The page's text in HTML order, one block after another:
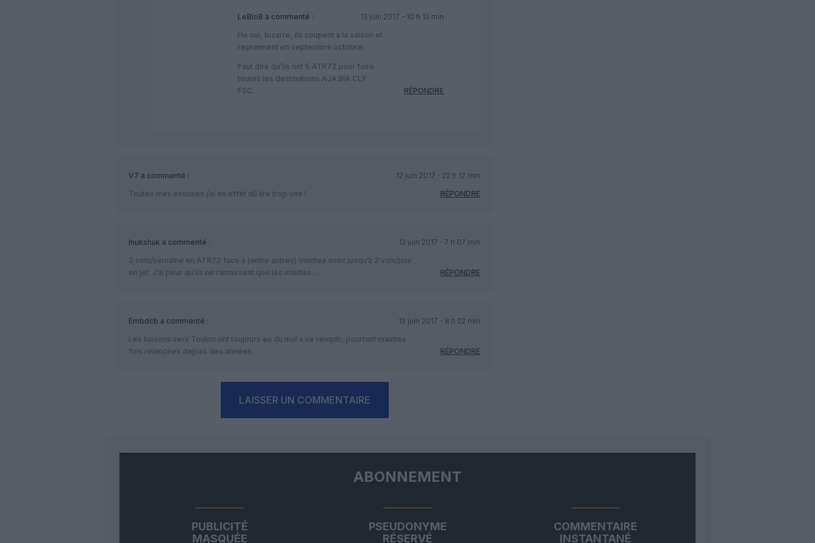
LeBloB a commenté :
13 juin 2017 - 10 h 13 min
Ha oui, bizarre, ils coupent a la saison et
reprennent en septembre octobre.
Faut dire qu’ils ont 5 ATR72 pour faire
toutes les destinations AJA BIA CLY
FSC.
RÉPONDRE
V7 a commenté :
12 juin 2017 - 22 h 12 min
Toutes mes excuses j’ai en effet dû lire trop vite !
RÉPONDRE
Inukshuk a commenté :
13 juin 2017 - 7 h 07 min
2 vols/semaine en ATR72 face à (entre autres) Volotea avec jusqu’à 2 vols/jour
en jet. J’ai peur qu’ils ne ramassent que les miettes…
RÉPONDRE
Embdcb a commenté :
13 juin 2017 - 8 h 22 min
Les liaisons vers Toulon ont toujours eu du mal a se remplir, pourtant maintes
fois relancées depuis des années.
RÉPONDRE
LAISSER UN COMMENTAIRE
ABONNEMENT
PUBLICITÉ
MASQUÉE
PSEUDONYME
RÉSERVÉ
COMMENTAIRE
INSTANTANÉ